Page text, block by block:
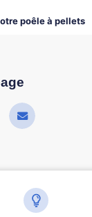
poêle à pellets